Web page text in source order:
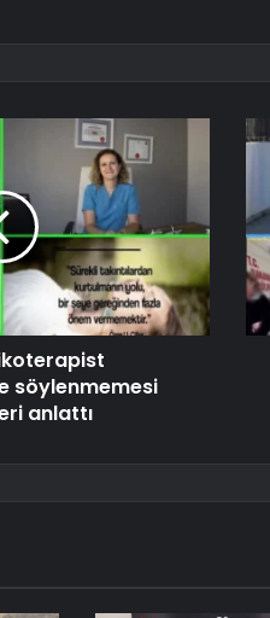
söylenmemesi
anlattı